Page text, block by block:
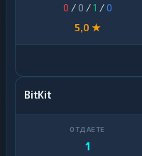
0 / 0 /1 /0
5,0 ★
BitKit
1